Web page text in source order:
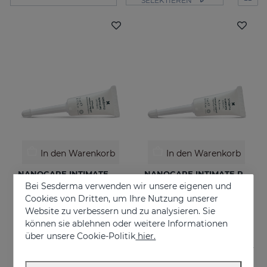
In den Warenkorb
NANOCARE INTIMATE Hidratante Intimo
Tratamiento contra la sequedad vaginal. Humecta y lubrica de forma inmediata y duradera.
18.95 €
In den Warenkorb
NANOCARE INTIMATE PERFECT CARE 8*5 ML
36.95 €
Bei Sesderma verwenden wir unsere eigenen und
Cookies von Dritten, um Ihre Nutzung unserer
Website zu verbessern und zu analysieren. Sie
können sie ablehnen oder weitere Informationen
über unsere Cookie-Politik hier.